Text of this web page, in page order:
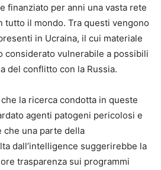
finanziato per anni una vasta rete
tutto il mondo. Tra questi vengono
in Ucraina, il cui materiale
considerato vulnerabile a possibili
del conflitto con la Russia.
la ricerca condotta in queste
agenti patogeni pericolosi e
che una parte della
dall’intelligence suggerirebbe la
trasparenza sui programmi